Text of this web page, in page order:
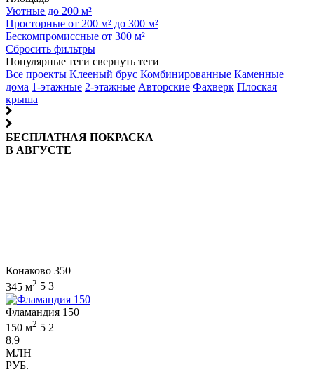
Уютные до 200 м²
Просторные от 200 м² до 300 м²
Бескомпромиссные от 300 м²
Сбросить фильтры
Популярные теги свернуть теги
Все проекты Клееный брус Комбинированные Каменные
дома 1-этажные 2-этажные Авторские Фахверк Плоская
крыша
БЕСПЛАТНАЯ ПОКРАСКА
В АВГУСТЕ
Конаково 350
345 м2 5 3
Фламандия 150
150 м2 5 2
8,9
МЛН
РУБ.